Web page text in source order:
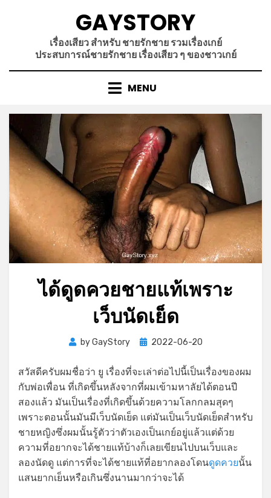
GAYSTORY
เรื่องเสียว สำหรับ ชายรักชาย รวมเรื่องเกย์
ประสบการณ์ชายรักชาย เรื่องเสียว ๆ ของชาวเกย์
MENU
ได้ดูดควยชายแท้เพราะ
เว็บนัดเย็ด
byGayStory
Posted
2022-06-20
สวัสดีครับผมชื่อว่า ยู เรื่องที่จะเล่าต่อไปนี้เป็นเรื่องของผม
กับพ่อเพื่อน ที่เกิดขึ้นหลังจากที่ผมเข้ามหาลัยได้ตอนปี
สองแล้ว มันเป็นเรื่องที่เกิดขึ้นด้วยความโลกกลมสุดๆ
เพราะตอนนั้นมันมีเว็บนัดเย็ด แต่มันเป็นเว็บนัดเย็ดสำหรับ
ชายหญิงซึ่งผมนั้นรู้ตัวว่าตัวเองเป็นเกย์อยู่แล้วแต่ด้วย
ความที่อยากจะได้ชายแท้บ้างก็เลยเขียนไปบนเว็บและ
ลองนัดดู แต่การที่จะได้ชายแท้ที่อยากลองโดนดูดควยนั้น
แสนยากเย็นหรือเกินซึ่งนานมากว่าจะได้